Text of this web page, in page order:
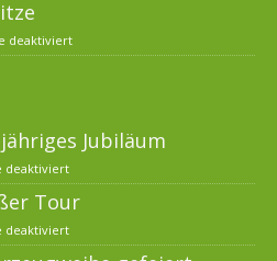
deaktiviert
Jubiläum
deaktiviert
Tour
deaktiviert